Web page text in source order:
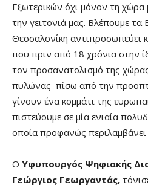
Εξωτερικών όχι μόνον τη χώρα
την γειτονιά μας. Βλέπουμε τα
Θεσσαλονίκη αντιπροσωπεύει
που πριν από 18 χρόνια στην
τον προσανατολισμό της
πυλώνας πίσω από την
γίνουν ένα κομμάτι της
πιστεύουμε σε μία ενιαία
οποία προφανώς περιλαμβάνει
Ο Υφυπουργός Ψηφιακής
Γεώργιος Γεωργαντάς,